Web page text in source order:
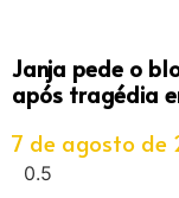
Janja pede o
após tragédia
7 de agosto de